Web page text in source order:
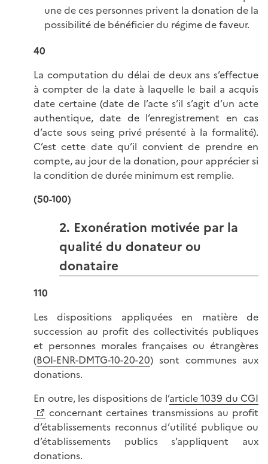
une de ces personnes privent la donation de la
possibilité de bénéficier du régime de faveur.
40
La computation du délai de deux ans s’effectue
à compter de la date à laquelle le bail a acquis
date certaine (date de l’acte s’il s’agit d’un acte
authentique, date de l’enregistrement en cas
d’acte sous seing privé présenté à la formalité).
C’est cette date qu’il convient de prendre en
compte, au jour de la donation, pour apprécier si
la condition de durée minimum est remplie.
(50-100)
2. Exonération motivée par la
qualité du donateur ou
donataire
110
Les dispositions appliquées en matière de
succession au profit des collectivités publiques
et personnes morales françaises ou étrangères
(BOI-ENR-DMTG-10-20-20) sont communes aux
donations.
En outre, les dispositions de l’article 1039 du CGI
concernant certaines transmissions au profit
d’établissements reconnus d’utilité publique ou
d’établissements publics s’appliquent aux
donations.